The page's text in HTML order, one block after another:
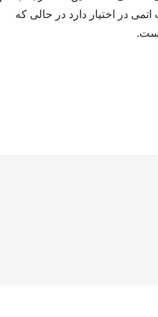
تر است. نایب رییس مجلس همچنین گفت: طرف مقابل ۵۰۰۰ بمب اتمی در اختیار دارد در حالی که